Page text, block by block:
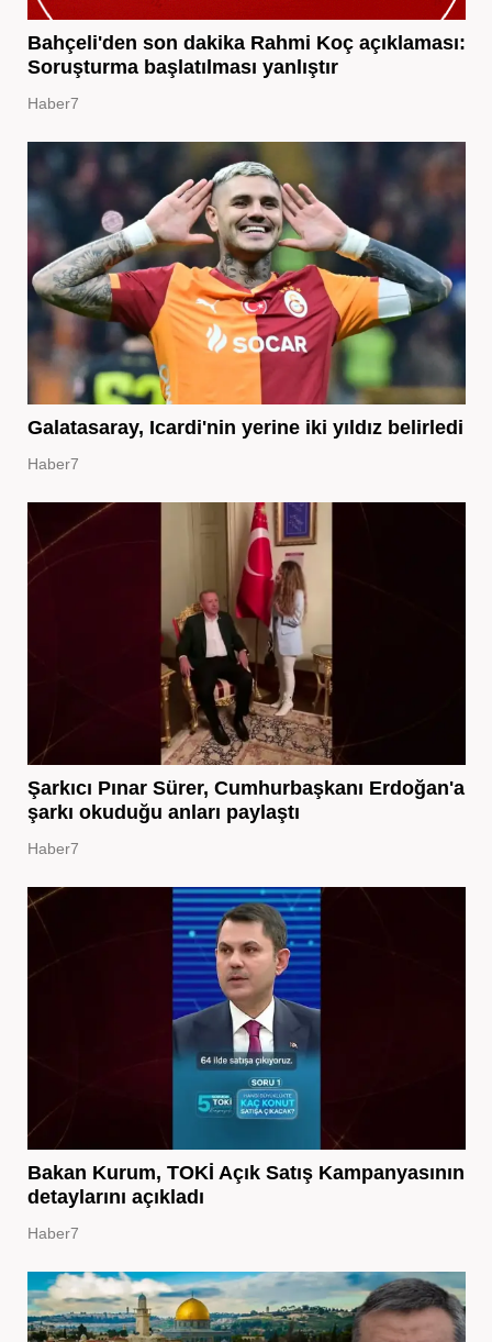
Bahçeli'den son dakika Rahmi Koç açıklaması:
Soruşturma başlatılması yanlıştır
Haber7
Galatasaray, Icardi'nin yerine iki yıldız belirledi
Haber7
Şarkıcı Pınar Sürer, Cumhurbaşkanı Erdoğan'a
şarkı okuduğu anları paylaştı
Haber7
Bakan Kurum, TOKİ Açık Satış Kampanyasının
detaylarını açıkladı
Haber7